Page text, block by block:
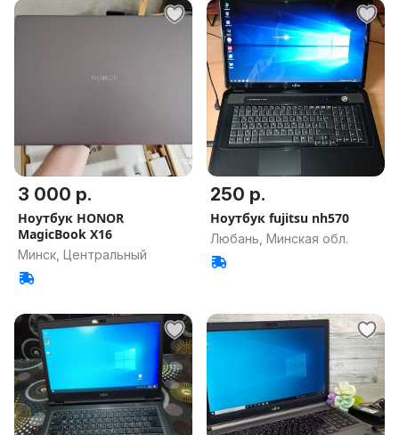
3 000 р.
Ноутбук HONOR
MagicBook X16
Минск, Центральный
250 р.
Ноутбук fujitsu nh570
Любань, Минская обл.